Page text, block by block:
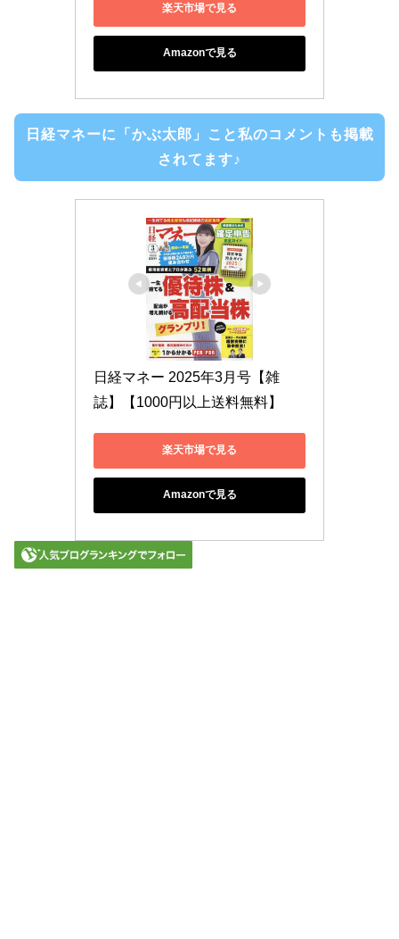
楽天市場で見る
Amazonで見る
日経マネーに「かぶ太郎」こと私のコメントも掲載
されてます♪
日経マネー 2025年3月号【雑
誌】【1000円以上送料無料】
楽天市場で見る
Amazonで見る